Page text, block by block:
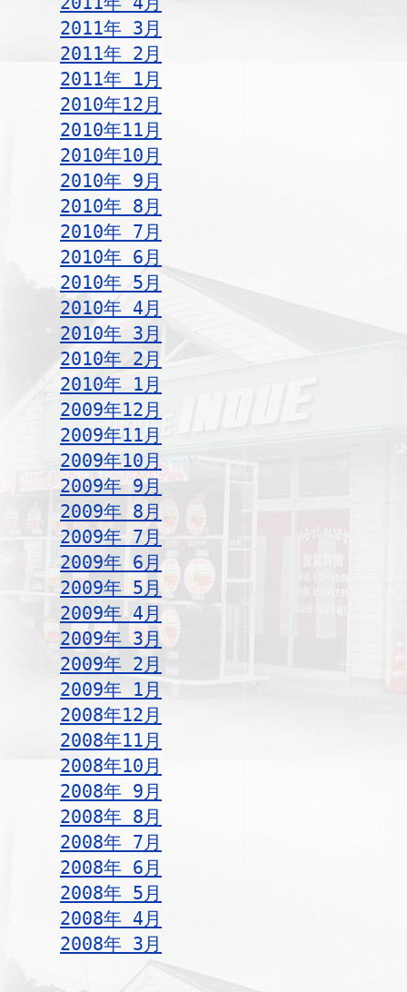
2011年 3月
2011年 2月
2011年 1月
2010年12月
2010年11月
2010年10月
2010年 9月
2010年 8月
2010年 7月
2010年 6月
2010年 5月
2010年 4月
2010年 3月
2010年 2月
2010年 1月
2009年12月
2009年11月
2009年10月
2009年 9月
2009年 8月
2009年 7月
2009年 6月
2009年 5月
2009年 4月
2009年 3月
2009年 2月
2009年 1月
2008年12月
2008年11月
2008年10月
2008年 9月
2008年 8月
2008年 7月
2008年 6月
2008年 5月
2008年 4月
2008年 3月